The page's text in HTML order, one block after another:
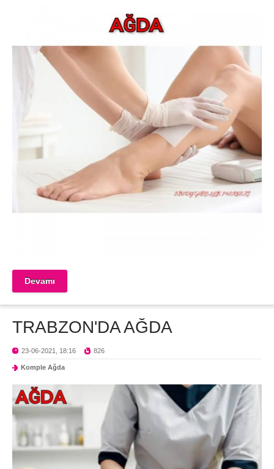
Devamı
TRABZON'DA AĞDA
23-06-2021, 18:16 826
Komple Ağda